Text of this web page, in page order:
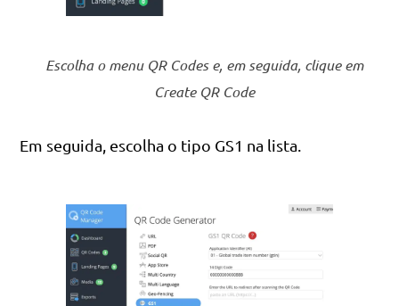
Escolha o menu QR Codes e, em seguida, clique em
Create QR Code
Em seguida, escolha o tipo GS1 na lista.